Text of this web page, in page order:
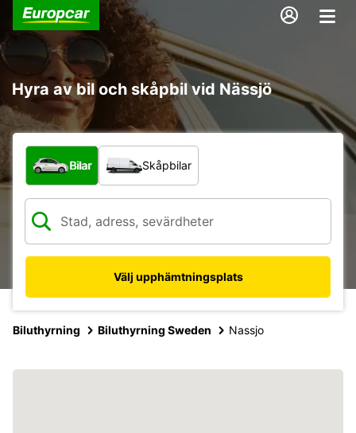
Hyra av bil och skåpbil vid Nässjö
Vilken typ av fordon?
Bilar Skåpbilar
Välj upphämtningsplats
Biluthyrning Biluthyrning Sweden Nassjo